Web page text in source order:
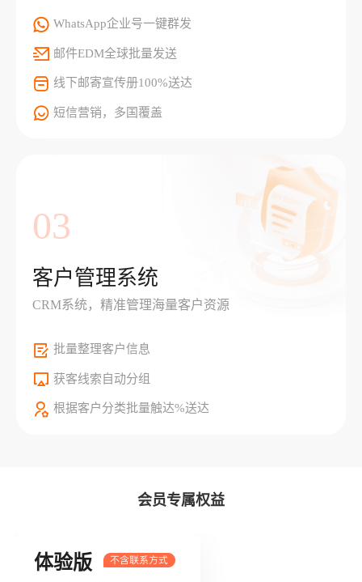
WhatsApp企业号一键群发
邮件EDM全球批量发送
线下邮寄宣传册100%送达
短信营销，多国覆盖
03
客户管理系统
CRM系统，精准管理海量客户资源
批量整理客户信息
获客线索自动分组
根据客户分类批量触达%送达
会员专属权益
体验版